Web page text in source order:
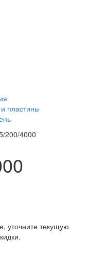
пластины
200/4000
уточните текущую